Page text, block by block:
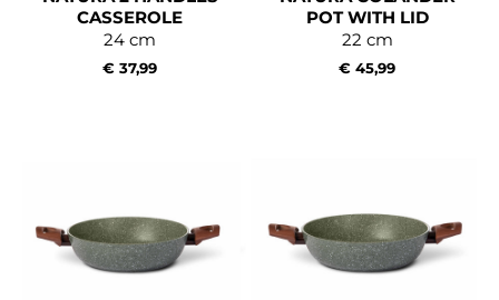
CASSEROLE
24 cm
€ 37,99
POT WITH LID
22 cm
€ 45,99